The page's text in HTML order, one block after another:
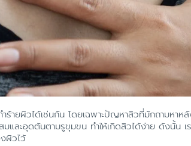
ายผิวได้เช่นกัน โดยเฉพาะปัญหาสิวที่มักถามหาหลั
มและอุดตันตามรูขุมขน ทำให้เกิดสิวได้ง่าย ดังนั้น
ผิวไว้